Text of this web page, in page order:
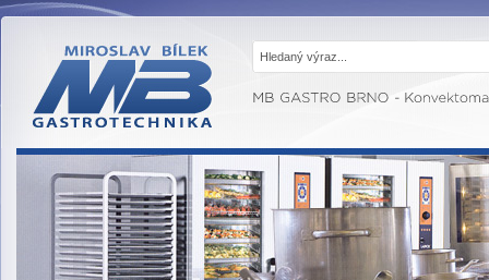
MB GASTRO
BRNO -
Gastrotechnika,
profesionální
kuchyně